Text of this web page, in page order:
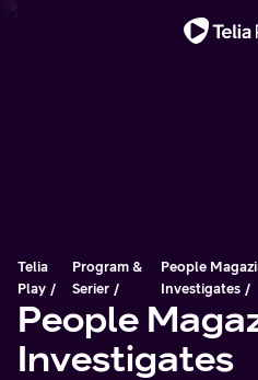
Telia
Play
Program &
Serier
People
Investigates
People
Investigates